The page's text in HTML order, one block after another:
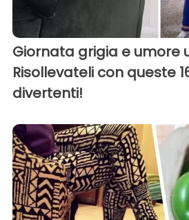
Giornata grigia e umore
Risollevateli con queste
divertenti!